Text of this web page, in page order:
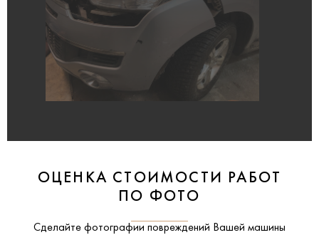
ОЦЕНКА СТОИМОСТИ РАБОТ
ПО ФОТО
Сделайте фотографии повреждений Вашей машины